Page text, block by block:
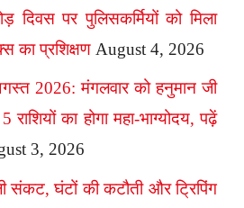
दिवस पर पुलिसकर्मियों को मिला
का प्रशिक्षण August 4, 2026
2026: मंगलवार को हनुमान जी
का होगा महा-भाग्योदय, पढ़ें
3, 2026
संकट, घंटों की कटौती और ट्रिपिंग